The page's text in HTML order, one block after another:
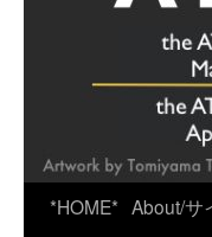
*HOME* About/サ